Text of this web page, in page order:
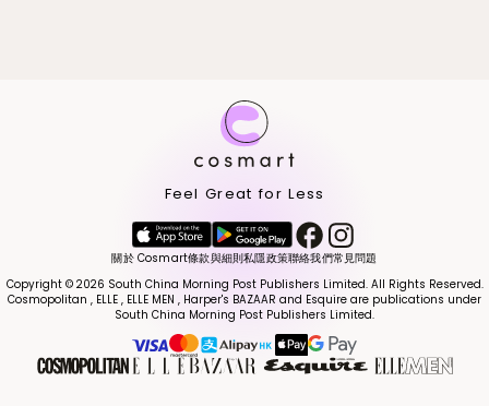
Feel Great for Less
關於 Cosmart條款與細則私隱政策聯絡我們常見問題
Copyright © 2026 South China Morning Post Publishers Limited. All Rights Reserved.
Cosmopolitan , ELLE , ELLE MEN , Harper's BAZAAR and Esquire are publications under
South China Morning Post Publishers Limited.